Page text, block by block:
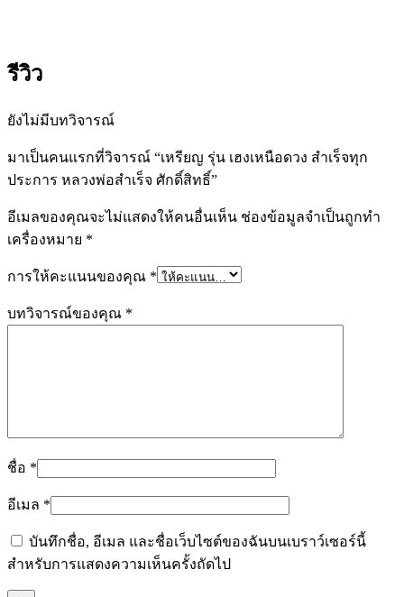
รีวิว
ยังไม่มีบทวิจารณ์
มาเป็นคนแรกที่วิจารณ์ “เหรียญ รุ่น เฮงเหนือดวง สำเร็จทุก
ประการ หลวงพ่อสำเร็จ ศักดิ์สิทธิ์”
อีเมลของคุณจะไม่แสดงให้คนอื่นเห็น ช่องข้อมูลจำเป็นถูกทำ
เครื่องหมาย *
การให้คะแนนของคุณ *
บทวิจารณ์ของคุณ *
ชื่อ *
อีเมล *
บันทึกชื่อ, อีเมล และชื่อเว็บไซต์ของฉันบนเบราว์เซอร์นี้
สำหรับการแสดงความเห็นครั้งถัดไป